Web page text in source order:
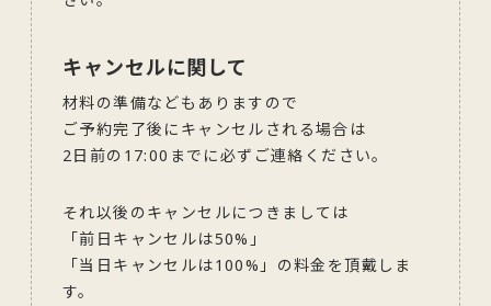
キャンセルに関して
材料の準備などもありますので
ご予約完了後にキャンセルされる場合は
2日前の17:00までに必ずご連絡ください。
それ以後のキャンセルにつきましては
「前日キャンセルは50%」
「当日キャンセルは100%」の料金を頂戴しま
す。